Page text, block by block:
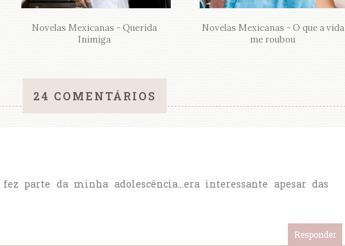
Novelas Mexicanas - Querida
Inimiga
Novelas Mexicanas - O que a vida
me roubou
24 COMENTÁRIOS
parte da minha adolescência...era interessante apesar das
Responder